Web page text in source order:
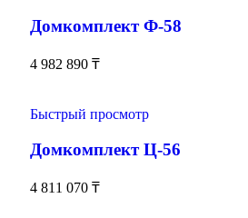
Домкомплект Ф-58
4 982 890 ₸
Быстрый просмотр
Домкомплект Ц-56
4 811 070 ₸